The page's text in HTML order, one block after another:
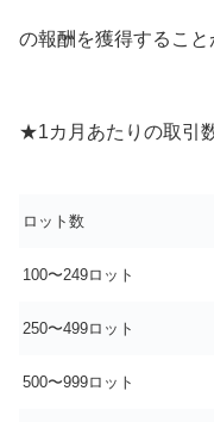
の報酬を獲得すること
★1カ月あたりの取引
ロット数
100〜249ロット
250〜499ロット
500〜999ロット